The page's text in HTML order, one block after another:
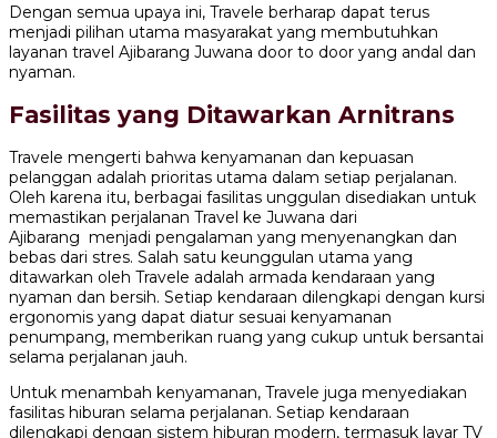
Dengan semua upaya ini, Travele berharap dapat terus
menjadi pilihan utama masyarakat yang membutuhkan
layanan travel Ajibarang Juwana door to door yang andal dan
nyaman.
Fasilitas yang Ditawarkan Arnitrans
Travele mengerti bahwa kenyamanan dan kepuasan
pelanggan adalah prioritas utama dalam setiap perjalanan.
Oleh karena itu, berbagai fasilitas unggulan disediakan untuk
memastikan perjalanan Travel ke Juwana dari
Ajibarang menjadi pengalaman yang menyenangkan dan
bebas dari stres. Salah satu keunggulan utama yang
ditawarkan oleh Travele adalah armada kendaraan yang
nyaman dan bersih. Setiap kendaraan dilengkapi dengan kursi
ergonomis yang dapat diatur sesuai kenyamanan
penumpang, memberikan ruang yang cukup untuk bersantai
selama perjalanan jauh.
Untuk menambah kenyamanan, Travele juga menyediakan
fasilitas hiburan selama perjalanan. Setiap kendaraan
dilengkapi dengan sistem hiburan modern, termasuk layar TV